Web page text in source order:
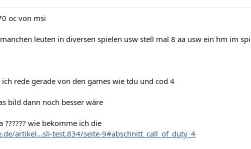
oc von msi
leuten in diversen spielen usw stell mal 8 aa usw ein hm im
rede gerade von den games wie tdu und cod 4
bild dann noch besser wäre
wie bekomme ich die
artikel...sli-test.834/seite-9#abschnitt_call_of_duty_4